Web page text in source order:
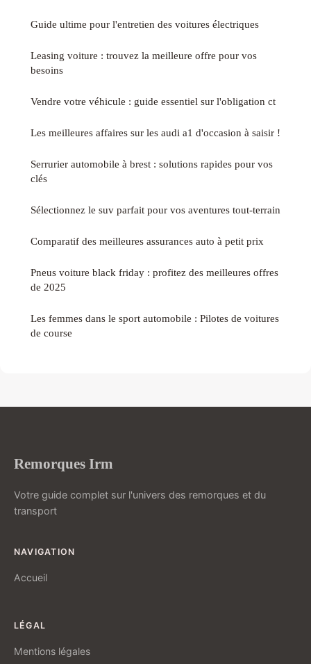
Guide ultime pour l'entretien des voitures électriques
Leasing voiture : trouvez la meilleure offre pour vos
besoins
Vendre votre véhicule : guide essentiel sur l'obligation ct
Les meilleures affaires sur les audi a1 d'occasion à saisir !
Serrurier automobile à brest : solutions rapides pour vos
clés
Sélectionnez le suv parfait pour vos aventures tout-terrain
Comparatif des meilleures assurances auto à petit prix
Pneus voiture black friday : profitez des meilleures offres
de 2025
Les femmes dans le sport automobile : Pilotes de voitures
de course
Remorques Irm
Votre guide complet sur l'univers des remorques et du
transport
NAVIGATION
Accueil
LÉGAL
Mentions légales